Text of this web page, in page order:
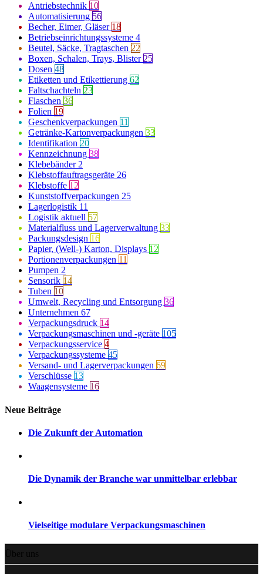
Antriebstechnik 10
Automatisierung 56
Becher, Eimer, Gläser 18
Betriebseinrichtungssysteme 4
Beutel, Säcke, Tragtaschen 22
Boxen, Schalen, Trays, Blister 25
Dosen 48
Etiketten und Etikettierung 62
Faltschachteln 23
Flaschen 36
Folien 19
Geschenkverpackungen 11
Getränke-Kartonverpackungen 33
Identifikation 20
Kennzeichnung 38
Klebebänder 2
Klebstoffauftragsgeräte 26
Klebstoffe 12
Kunststoffverpackungen 25
Lagerlogistik 11
Logistik aktuell 57
Materialfluss und Lagerverwaltung 33
Packungsdesign 16
Papier, (Well-) Karton, Displays 12
Portionenverpackungen 11
Pumpen 2
Sensorik 14
Tuben 10
Umwelt, Recycling und Entsorgung 36
Unternehmen 67
Verpackungsdruck 14
Verpackungsmaschinen und -geräte 105
Verpackungsservice 4
Verpackungssysteme 45
Versand- und Lagerverpackungen 69
Verschlüsse 13
Waagensysteme 16
Neue Beiträge
Die Zukunft der Automation
Die Dynamik der Branche war unmittelbar erlebbar
Vielseitige modulare Verpackungsmaschinen
Über uns